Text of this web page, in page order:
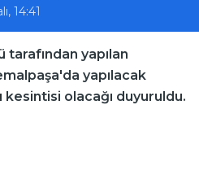
14:41
tarafından yapılan
yapılacak
kesintisi olacağı duyuruldu.